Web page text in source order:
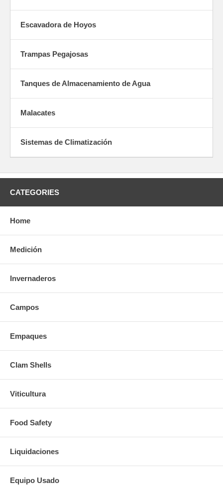
Escavadora de Hoyos
Trampas Pegajosas
Tanques de Almacenamiento de Agua
Malacates
Sistemas de Climatización
CATEGORIES
Home
Medición
Invernaderos
Campos
Empaques
Clam Shells
Viticultura
Food Safety
Liquidaciones
Equipo Usado